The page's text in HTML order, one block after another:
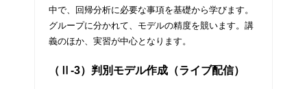
中で、回帰分析に必要な事項を基礎から学びます。
グループに分かれて、モデルの精度を競います。講
義のほか、実習が中心となります。
（Ⅱ-3）判別モデル作成（ライブ配信）